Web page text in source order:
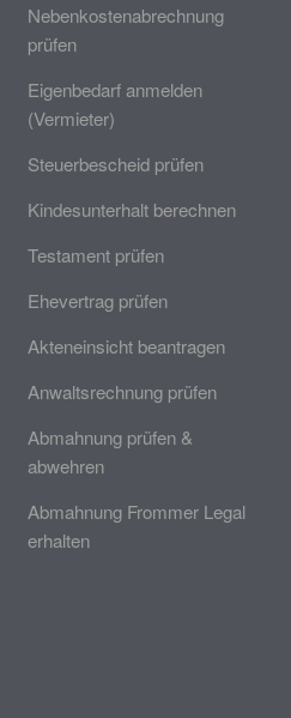
Nebenkostenabrechnung
prüfen
Eigenbedarf anmelden
(Vermieter)
Steuerbescheid prüfen
Kindesunterhalt berechnen
Testament prüfen
Ehevertrag prüfen
Akteneinsicht beantragen
Anwaltsrechnung prüfen
Abmahnung prüfen &
abwehren
Abmahnung Frommer Legal
erhalten